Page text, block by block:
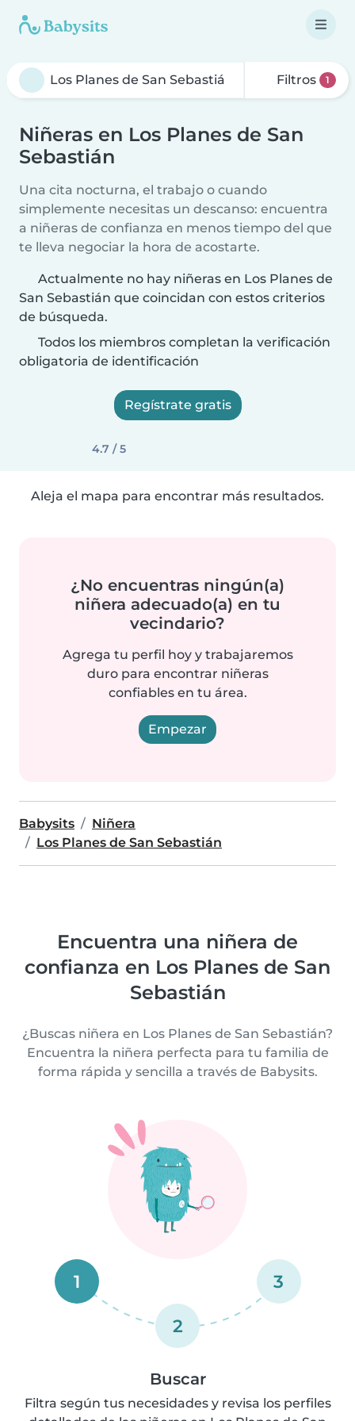
Filtros 1
Niñeras en Los Planes de San
Sebastián
Una cita nocturna, el trabajo o cuando
simplemente necesitas un descanso: encuentra
a niñeras de confianza en menos tiempo del que
te lleva negociar la hora de acostarte.
Actualmente no hay niñeras en Los Planes de
San Sebastián que coincidan con estos criterios
de búsqueda.
Todos los miembros completan la verificación
obligatoria de identificación
Regístrate gratis
4.7 / 5
Aleja el mapa para encontrar más resultados.
¿No encuentras ningún(a)
niñera adecuado(a) en tu
vecindario?
Agrega tu perfil hoy y trabajaremos
duro para encontrar niñeras
confiables en tu área.
Empezar
Babysits
Niñera
Los Planes de San Sebastián
Encuentra una niñera de
confianza en Los Planes de San
Sebastián
¿Buscas niñera en Los Planes de San Sebastián?
Encuentra la niñera perfecta para tu familia de
forma rápida y sencilla a través de Babysits.
1
2
3
Buscar
Filtra según tus necesidades y revisa los perfiles